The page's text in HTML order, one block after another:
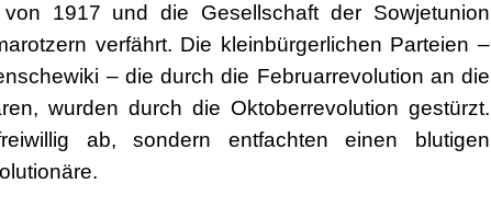
1917 und die Gesellschaft der Sowjetunion
verfährt. Die kleinbürgerlichen Parteien –
– die durch die Februarrevolution an die
wurden durch die Oktoberrevolution gestürzt.
ab, sondern entfachten einen blutigen